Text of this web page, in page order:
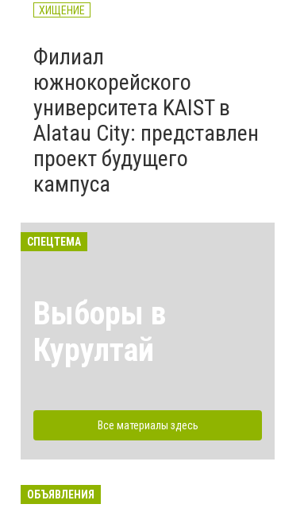
ХИЩЕНИЕ
Филиал
южнокорейского
университета KAIST в
Alatau City: представлен
проект будущего
кампуса
СПЕЦТЕМА
Выборы в
Курултай
Все материалы здесь
ОБЪЯВЛЕНИЯ